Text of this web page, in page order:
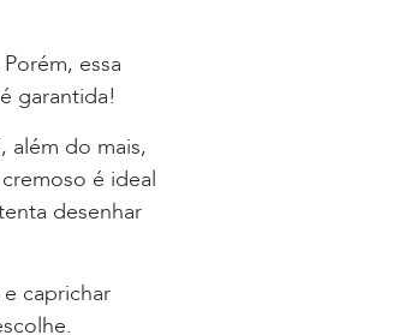
essa
garantida!
além do mais,
é ideal
desenhar
caprichar